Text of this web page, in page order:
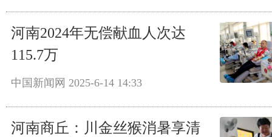
河南2024年无偿献血人次达
115.7万
中国新闻网 2025-6-14 14:33
河南商丘：川金丝猴消暑享清